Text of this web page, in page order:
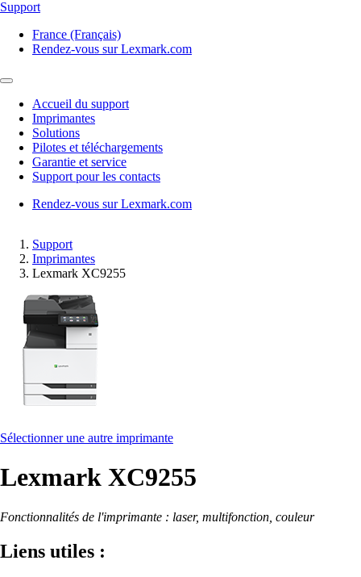
Support
France (Français)
Rendez-vous sur Lexmark.com
Accueil du support
Imprimantes
Solutions
Pilotes et téléchargements
Garantie et service
Support pour les contacts
Rendez-vous sur Lexmark.com
Support
Imprimantes
Lexmark XC9255
Sélectionner une autre imprimante
Lexmark XC9255
Fonctionnalités de l'imprimante : laser, multifonction, couleur
Liens utiles :